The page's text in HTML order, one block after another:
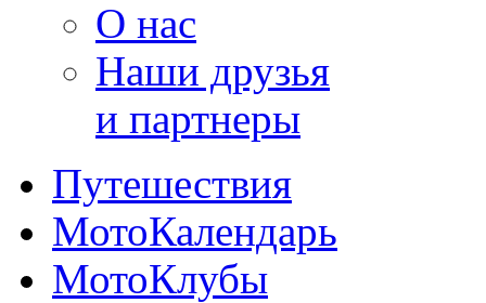
О нас
Наши друзья
и партнеры
Путешествия
МотоКалендарь
МотоКлубы